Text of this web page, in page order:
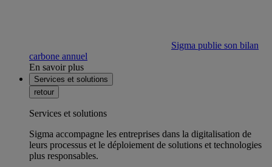
Sigma publie son bilan
carbone annuel
En savoir plus
Services et solutions
retour
Services et solutions
Sigma accompagne les entreprises dans la digitalisation de
leurs processus et le déploiement de solutions et technologies
plus responsables.